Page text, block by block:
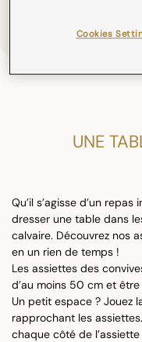
Find all our recipes in
UNE
Qu’il s’agisse d’un
dresser une table dans
calvaire. Découvrez nos
en un rien de temps !
Les assiettes des
d’au moins 50 cm et
Un petit espace ? Jouez
rapprochant les
chaque côté de
Cookies